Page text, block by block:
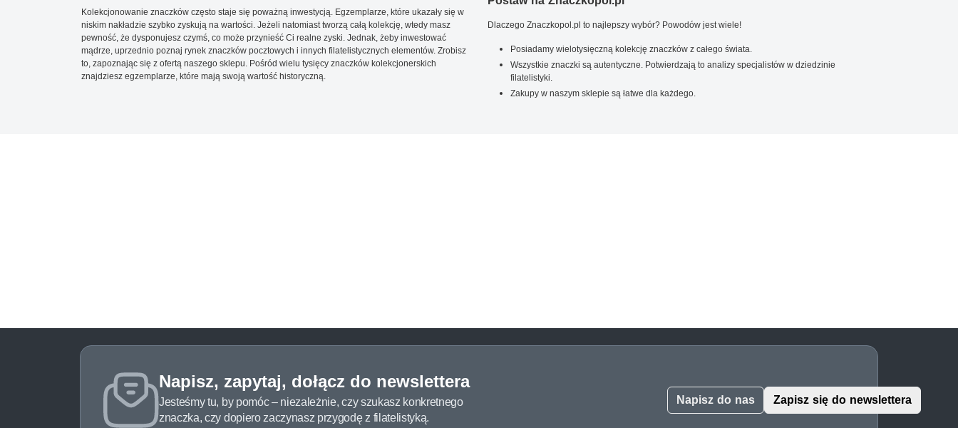
Kolekcjonowanie znaczków często staje się poważną inwestycją. Egzemplarze, które ukazały się w
niskim nakładzie szybko zyskują na wartości. Jeżeli natomiast tworzą całą kolekcję, wtedy masz
pewność, że dysponujesz czymś, co może przynieść Ci realne zyski. Jednak, żeby inwestować
mądrze, uprzednio poznaj rynek znaczków pocztowych i innych filatelistycznych elementów. Zrobisz
to, zapoznając się z ofertą naszego sklepu. Pośród wielu tysięcy znaczków kolekcjonerskich
znajdziesz egzemplarze, które mają swoją wartość historyczną.
Dlaczego Znaczkopol.pl to najlepszy wybór? Powodów jest wiele!
Posiadamy wielotysięczną kolekcję znaczków z całego świata.
Wszystkie znaczki są autentyczne. Potwierdzają to analizy specjalistów w dziedzinie
filatelistyki.
Zakupy w naszym sklepie są łatwe dla każdego.
Napisz, zapytaj, dołącz do newslettera
Jesteśmy tu, by pomóc – niezależnie, czy szukasz konkretnego
znaczka, czy dopiero zaczynasz przygodę z filatelistyką.
Napisz do nas Zapisz się do newslettera